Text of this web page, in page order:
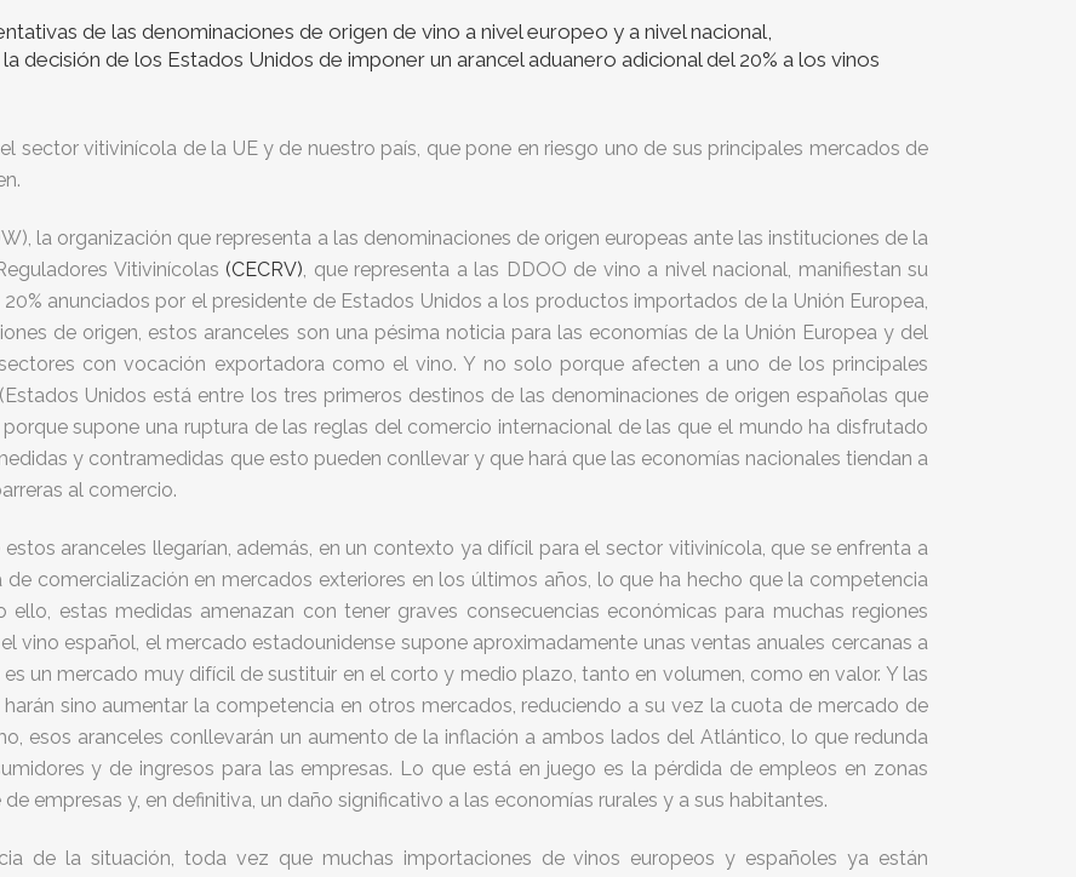
de las denominaciones de origen de vino a nivel europeo y a nivel nacional,
decisión de los Estados Unidos de imponer un arancel aduanero adicional del 20% a los vinos
sector vitivinícola de la UE y de nuestro país, que pone en riesgo uno de sus principales mercados de
la organización que representa a las denominaciones de origen europeas ante las instituciones de la
Vitivinícolas (CECRV), que representa a las DDOO de vino a nivel nacional, manifiestan su
anunciados por el presidente de Estados Unidos a los productos importados de la Unión Europea,
de origen, estos aranceles son una pésima noticia para las economías de la Unión Europea y del
con vocación exportadora como el vino. Y no solo porque afecten a uno de los principales
Unidos está entre los tres primeros destinos de las denominaciones de origen españolas que
supone una ruptura de las reglas del comercio internacional de las que el mundo ha disfrutado
y contramedidas que esto pueden conllevar y que hará que las economías nacionales tiendan a
al comercio.
aranceles llegarían, además, en un contexto ya difícil para el sector vitivinícola, que se enfrenta a
comercialización en mercados exteriores en los últimos años, lo que ha hecho que la competencia
estas medidas amenazan con tener graves consecuencias económicas para muchas regiones
vino español, el mercado estadounidense supone aproximadamente unas ventas anuales cercanas a
un mercado muy difícil de sustituir en el corto y medio plazo, tanto en volumen, como en valor. Y las
sino aumentar la competencia en otros mercados, reduciendo a su vez la cuota de mercado de
esos aranceles conllevarán un aumento de la inflación a ambos lados del Atlántico, lo que redunda
y de ingresos para las empresas. Lo que está en juego es la pérdida de empleos en zonas
empresas y, en definitiva, un daño significativo a las economías rurales y a sus habitantes.
de la situación, toda vez que muchas importaciones de vinos europeos y españoles ya están